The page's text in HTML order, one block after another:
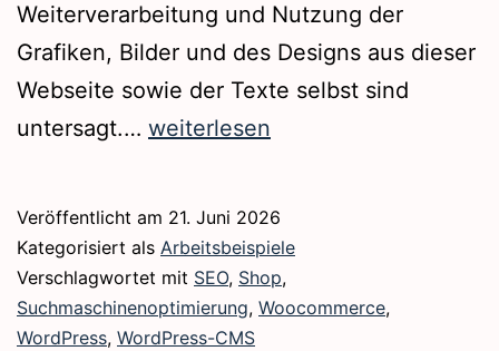
Weiterverarbeitung und Nutzung der
Grafiken, Bilder und des Designs aus dieser
Webseite sowie der Texte selbst sind
untersagt.… Webshop
weiterlesen
Veröffentlicht am 21. Juni 2026
Kategorisiert als Arbeitsbeispiele
Verschlagwortet mit SEO, Shop,
Suchmaschinenoptimierung, Woocommerce,
WordPress, WordPress-CMS